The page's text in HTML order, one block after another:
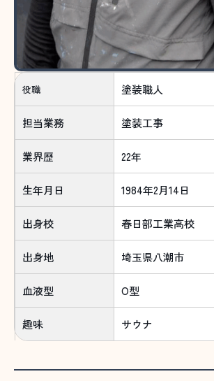
役職 塗装職人
担当業務 塗装工事
業界歴 22年
生年月日 1984年2月14日
出身校 春日部工業高校
出身地 埼玉県八潮市
血液型 O型
趣味 サウナ